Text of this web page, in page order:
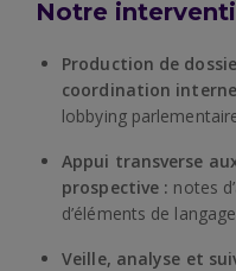
Notre
Production de
coordination
lobbying
Appui transverse
prospective : notes
d’éléments de
Veille, analyse et